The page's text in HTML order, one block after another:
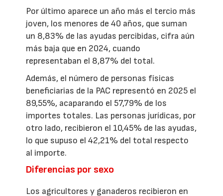
Por último aparece un año más el tercio más
joven, los menores de 40 años, que suman
un 8,83% de las ayudas percibidas, cifra aún
más baja que en 2024, cuando
representaban el 8,87% del total.
Además, el número de personas físicas
beneficiarias de la PAC representó en 2025 el
89,55%, acaparando el 57,79% de los
importes totales. Las personas jurídicas, por
otro lado, recibieron el 10,45% de las ayudas,
lo que supuso el 42,21% del total respecto
al importe.
Diferencias por sexo
Los agricultores y ganaderos recibieron en